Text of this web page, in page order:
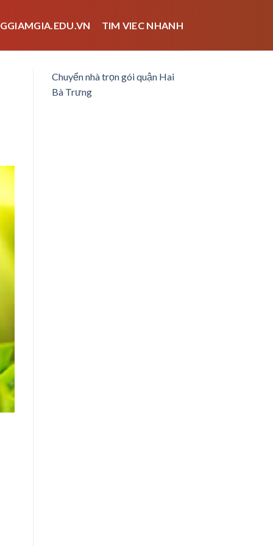
TIM VIEC NHANH
Chuyển nhà trọn gói quận Hai
Bà Trưng